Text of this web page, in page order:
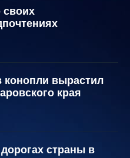
своих
конопли вырастил
края
страны в